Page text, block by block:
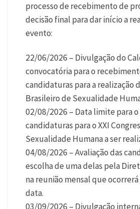
processo de recebimento de
decisão final para dar início a
evento:
22/06/2026 – Divulgação do
convocatória para o
candidaturas para a realização
Brasileiro de Sexualidade
02/08/2026 – Data limite para
candidaturas para o XXI
Sexualidade Humana a ser
04/08/2026 – Avaliação das
escolha de uma delas pela
na reunião mensal que
data.
03/09/2026 – Divulgação